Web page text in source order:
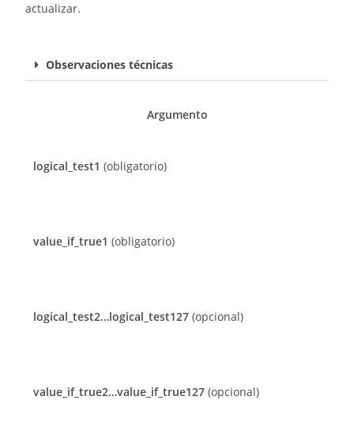
actualizar.
Observaciones técnicas
Argumento
logical_test1(obligatorio)
value_if_true1(obligatorio)
logical_test2…logical_test127(opcional)
value_if_true2…value_if_true127(opcional)